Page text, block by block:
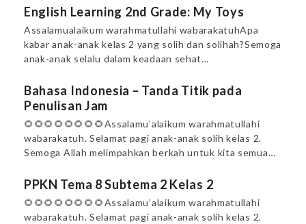
English Learning 2nd Grade: My Toys
Assalamualaikum warahmatullahi wabarakatuhApa
kabar anak-anak kelas 2 yang solih dan solihah?Semoga
anak-anak selalu dalam keadaan sehat…
Bahasa Indonesia – Tanda Titik pada
Penulisan Jam
🌻🌻🌻🌻🌻🌻🌻🌻Assalamu’alaikum warahmatullahi
wabarakatuh. Selamat pagi anak-anak solih kelas 2.
Semoga Allah melimpahkan berkah untuk kita semua…
PPKN Tema 8 Subtema 2 Kelas 2
🌻🌻🌻🌻🌻🌻🌻🌻Assalamu’alaikum warahmatullahi
wabarakatuh. Selamat pagi anak-anak solih kelas 2.